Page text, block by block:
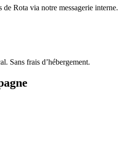
de Rota via notre messagerie interne.
Sans frais d’hébergement.